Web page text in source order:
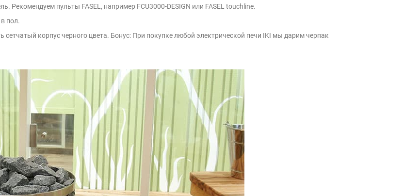
Рекомендуем пульты FASEL, например FCU3000-DESIGN или FASEL touchline.
пол.
корпус черного цвета. Бонус: При покупке любой электрической печи IKI мы дарим черпак